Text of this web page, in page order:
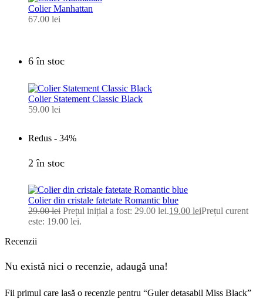
Colier Manhattan
67.00 lei
6 în stoc
Colier Statement Classic Black
59.00 lei
Redus - 34%
2 în stoc
Colier din cristale fatetate Romantic blue
29.00lei Prețul inițial a fost: 29.00 lei.19.00 leiPrețul curent
este: 19.00 lei.
Recenzii
Nu există nici o recenzie, adaugă una!
Fii primul care lasă o recenzie pentru “Guler detasabil Miss Black”